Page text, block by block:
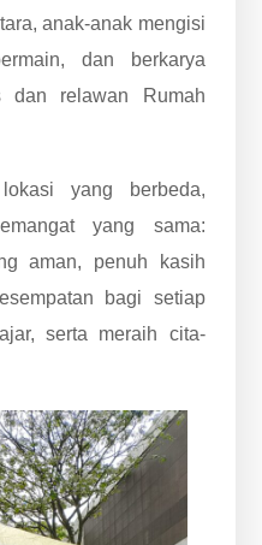
anak-anak mengisi
dan berkarya
dan relawan Rumah
yang berbeda,
yang sama:
aman, penuh kasih
bagi setiap
serta meraih cita-